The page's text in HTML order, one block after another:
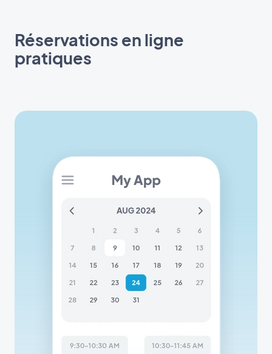
Réservations en ligne
pratiques